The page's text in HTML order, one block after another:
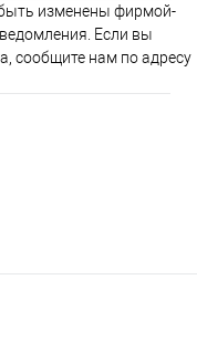
изменены фирмой-
Если вы
сообщите нам по адресу